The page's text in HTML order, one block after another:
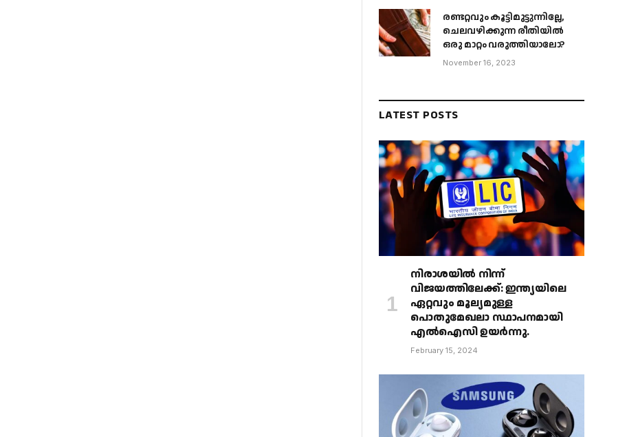
രണ്ടറ്റവും കൂട്ടിമുട്ടുന്നില്ലേ,
ചെലവഴിക്കുന്ന രീതിയിൽ
ഒരു മാറ്റം വരുത്തിയാലോ?
November 16, 2023
LATEST POSTS
നിരാശയിൽ നിന്ന്
വിജയത്തിലേക്ക്: ഇന്ത്യയിലെ
ഏറ്റവും മൂല്യമുള്ള
പൊതുമേഖലാ സ്ഥാപനമായി
എൽഐസി ഉയർന്നു.
February 15, 2024